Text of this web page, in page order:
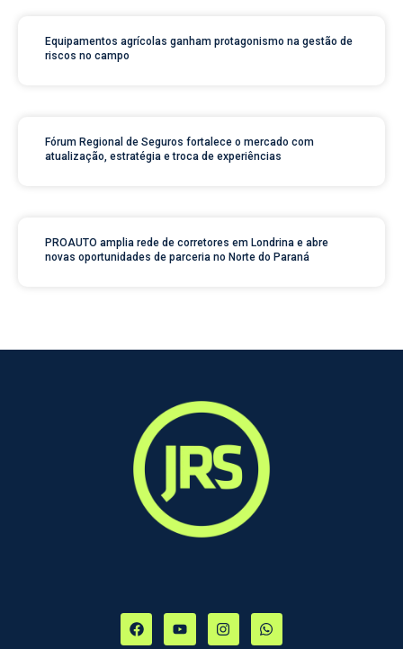
Equipamentos agrícolas ganham protagonismo na gestão de
riscos no campo
Fórum Regional de Seguros fortalece o mercado com
atualização, estratégia e troca de experiências
PROAUTO amplia rede de corretores em Londrina e abre
novas oportunidades de parceria no Norte do Paraná